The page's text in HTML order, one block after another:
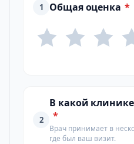
1 Общая оценка *
2
В какой
*
Врач принимает в
где был ваш визит.